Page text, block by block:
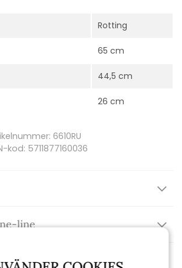
Rotting
65 cm
44,5 cm
26 cm
6610RU
kod: 5711877160036
line